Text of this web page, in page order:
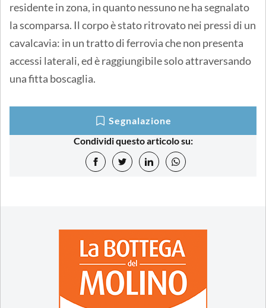
residente in zona, in quanto nessuno ne ha segnalato
la scomparsa. Il corpo è stato ritrovato nei pressi di un
cavalcavia: in un tratto di ferrovia che non presenta
accessi laterali, ed è raggiungibile solo attraversando
una fitta boscaglia.
Segnalazione
Condividi questo articolo su: